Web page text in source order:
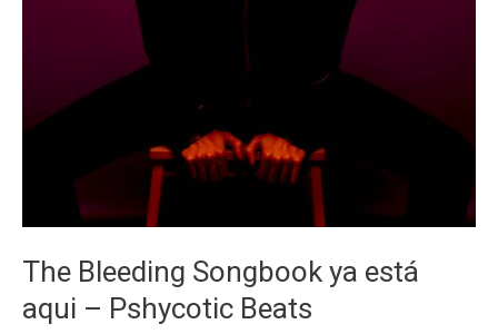
The Bleeding Songbook ya está
aqui – Pshycotic Beats